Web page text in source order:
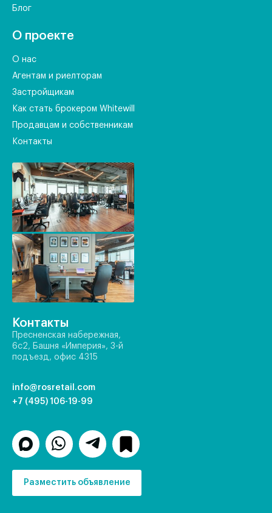
Блог
О проекте
О нас
Агентам и риелторам
Застройщикам
Как стать брокером Whitewill
Продавцам и собственникам
Контакты
Контакты
Пресненская набережная,
6с2, Башня «Империя», 3-й
подъезд, офис 4315
info@rosretail.com
+7 (495) 106-19-99
Разместить объявление